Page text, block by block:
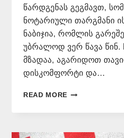
წარდგენას გეგმავთ,
ნოტარიული თარგმანი
ნაბიჯია, რომლის
უბრალოდ ვერ წავა წინ.
მზადაა, აგარიდოთ
დისკომფორტი და…
READ MORE ᲡᲝᲛᲮᲣᲠᲘ
ᲜᲝᲢᲐᲠᲘᲣᲚᲘ
📞